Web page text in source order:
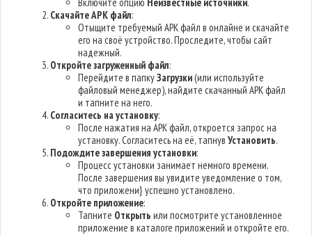
Скачайте APK файл:
Отыщите требуемый APK файл в онлайне и скачайте
его на своё устройство. Проследите, чтобы сайт
надежный.
Откройте загруженный файл:
Перейдите в папкуЗагрузки(или используйте
файловый менеджер), найдите скачанный APK файл
и тапните на него.
Согласитесь на установку:
После нажатия на APK файл, откроется запрос на
установку. Согласитесь на её, тапнувУстановить.
Подождите завершения установки:
Процесс установки занимает немного времени.
После завершения вы увидите уведомление о том,
что приложени} успешно установлено.
Откройте приложение:
Тапните Открыть или посмотрите установленное
приложение в каталоге приложений и откройте его.